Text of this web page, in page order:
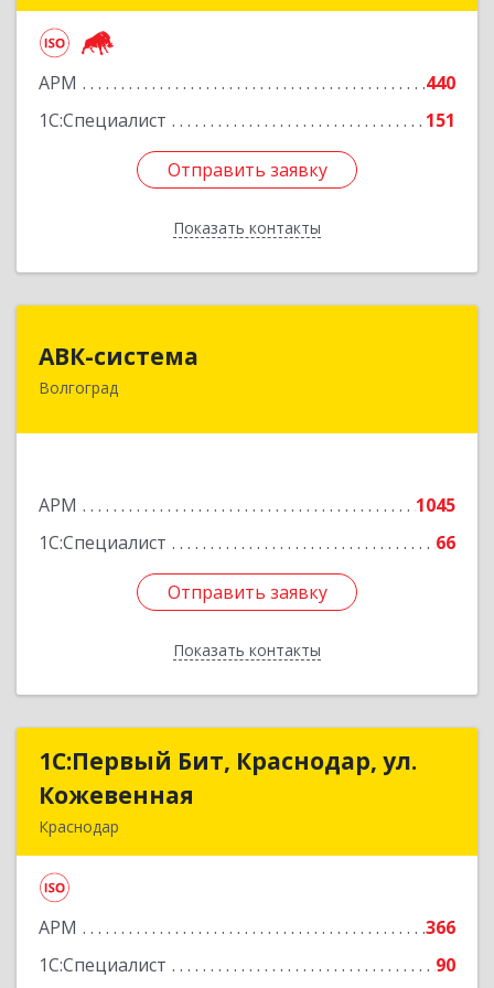
АРМ
440
1С:Специалист
151
Отправить заявку
Показать контакты
Отправить заявку
Назад
АВК-система
Волгоград
АРМ
1045
1С:Специалист
66
Отправить заявку
Показать контакты
400131, Волгоградская обл, Волгоград г,
Отправить заявку
Назад
1С:Первый Бит, Краснодар, ул.
Кожевенная
Краснодар
АРМ
366
1С:Специалист
90
1С:Первый Бит, Краснодар, ул.
Подробнее